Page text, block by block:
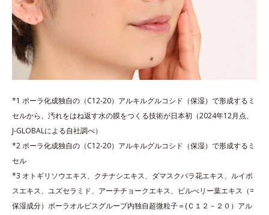
*1 ポーラ化成独自の（C12-20）アルキルグルコシド（保湿）で形成するミ
セルから、汚れをはね返す水の膜をつくる技術が日本初（2024年12月点、
J-GLOBALによる自社調べ）
*2 ポーラ化成独自の（C12-20）アルキルグルコシド（保湿）で形成するミ
セル
*3 オトギリソウエキス、クチナシエキス、ダマスクバラ花エキス、ルイボ
スエキス、ユズセラミド、アーチチョークエキス、ビルべリー葉エキス（=
保湿成分）ポーラオルビスグループ内独自超微粒子＝(Ｃ１２－２０）アル